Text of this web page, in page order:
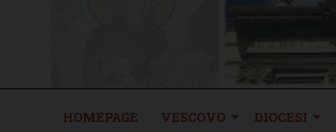
HOMEPAGE VESCOVO DIOCESI